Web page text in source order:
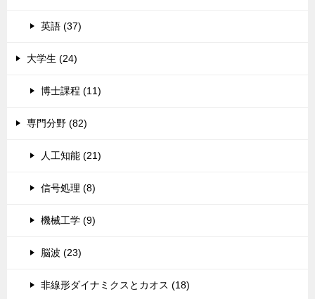
英語 (37)
大学生 (24)
博士課程 (11)
専門分野 (82)
人工知能 (21)
信号処理 (8)
機械工学 (9)
脳波 (23)
非線形ダイナミクスとカオス (18)